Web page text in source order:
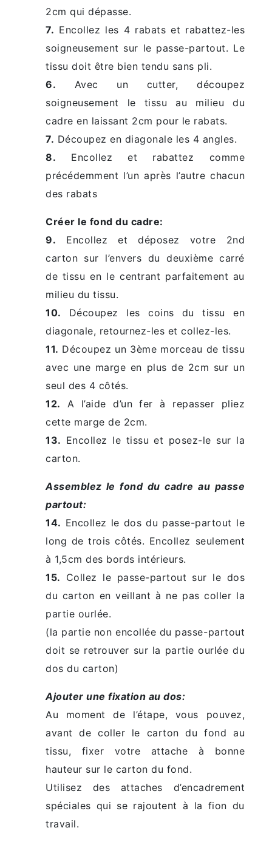
2cm qui dépasse.
7. Encollez les 4 rabats et rabattez-les
soigneusement sur le passe-partout. Le
tissu doit être bien tendu sans pli.
6. Avec un cutter, découpez
soigneusement le tissu au milieu du
cadre en laissant 2cm pour le rabats.
7. Découpez en diagonale les 4 angles.
8. Encollez et rabattez comme
précédemment l’un après l’autre chacun
des rabats
Créer le fond du cadre:
9. Encollez et déposez votre 2nd
carton sur l’envers du deuxième carré
de tissu en le centrant parfaitement au
milieu du tissu.
10. Découpez les coins du tissu en
diagonale, retournez-les et collez-les.
11. Découpez un 3ème morceau de tissu
avec une marge en plus de 2cm sur un
seul des 4 côtés.
12. A l’aide d’un fer à repasser pliez
cette marge de 2cm.
13. Encollez le tissu et posez-le sur la
carton.
Assemblez le fond du cadre au passe
partout:
14. Encollez le dos du passe-partout le
long de trois côtés. Encollez seulement
à 1,5cm des bords intérieurs.
15. Collez le passe-partout sur le dos
du carton en veillant à ne pas coller la
partie ourlée.
(la partie non encollée du passe-partout
doit se retrouver sur la partie ourlée du
dos du carton)
Ajouter une fixation au dos:
Au moment de l’étape, vous pouvez,
avant de coller le carton du fond au
tissu, fixer votre attache à bonne
hauteur sur le carton du fond.
Utilisez des attaches d’encadrement
spéciales qui se rajoutent à la fion du
travail.